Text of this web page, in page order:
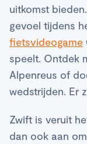
uitkomst
gevoel tijdens
fietsvideogame
speelt. Ontdek
Alpenreus of
wedstrijden. Er
Zwift is veruit
dan ook aan